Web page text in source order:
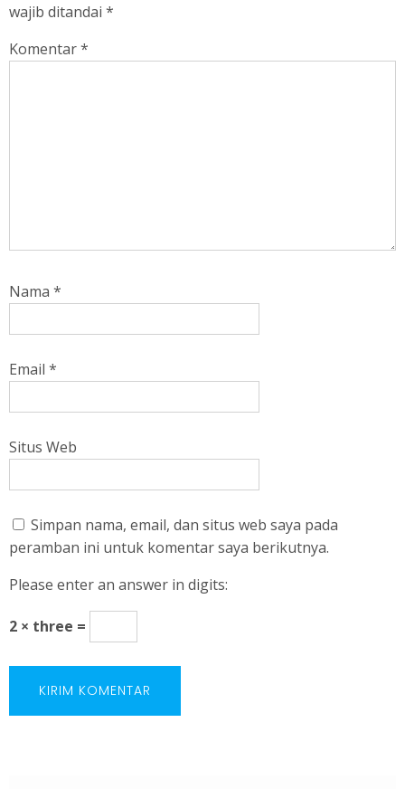
wajib ditandai *
Komentar*
Nama *
Email *
Situs Web
Simpan nama, email, dan situs web saya pada
peramban ini untuk komentar saya berikutnya.
Please enter an answer in digits:
2 × three =